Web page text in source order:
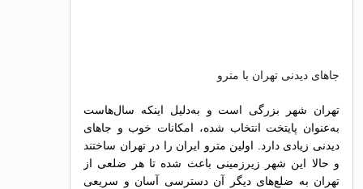
جاهای دیدنی تهران با مترو
تهران شهر بزرگی است و به‌دلیل اینکه سال‌هاست
به‌عنوان پایتخت انتخاب شده، امکانات خوب و جاهای
دیدنی زیادی دارد. اولین مترو ایران را در تهران ساختند
و حالا این شهر زیرزمینی باعث شده تا هر ضلعی از
تهران به ضلع‌های دیگر آن دسترسی آسان و سریعی